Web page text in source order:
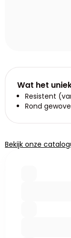
Wat het
Resistent
Rond
Bekijk onze